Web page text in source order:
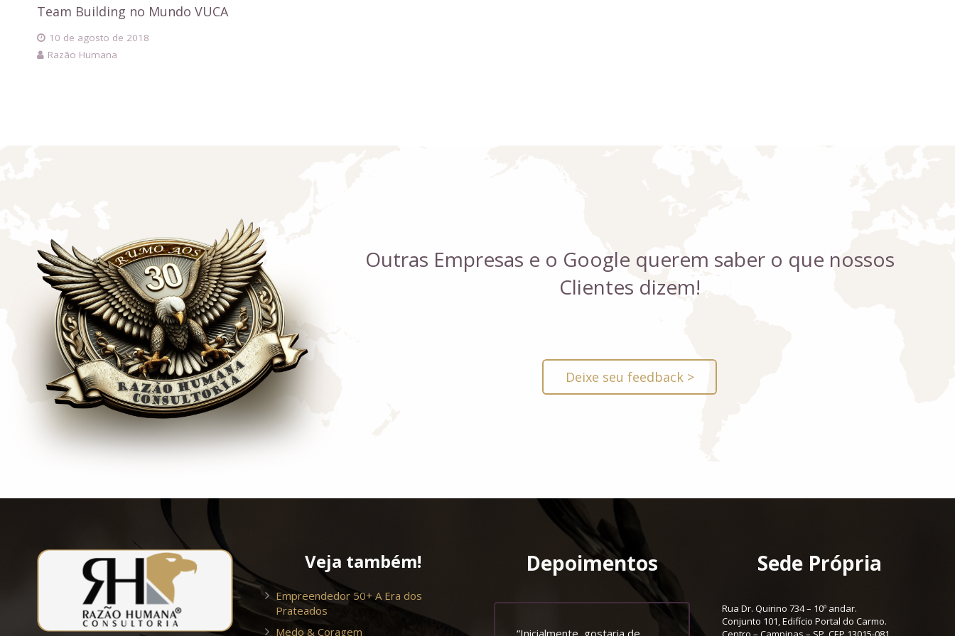
Team Building no Mundo VUCA
10 de agosto de 2018
Razão Humana
Outras Empresas e o Google querem saber o que nossos
Clientes dizem!
Deixe seu feedback >
Veja também!
Empreendedor 50+ A Era dos
Prateados
Medo & Coragem
Depoimentos
“Espero que esse treinamento “Primeiramente quero “Inicialmente, gostaria de “Deixo aqui o meu depoimento
Sede Própria
Rua Dr. Quirino 734 – 10º andar.
Conjunto 101, Edifício Portal do Carmo.